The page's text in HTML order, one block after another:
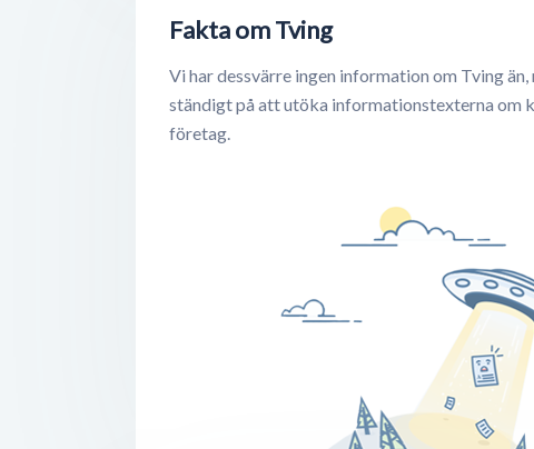
Fakta om Tving
Vi har dessvärre ingen information om Tving
ständigt på att utöka informationstexterna om
företag.